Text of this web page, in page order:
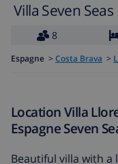
Villa Seven Seas
8
Espagne > Costa Brava >
Location Villa
Espagne Seven
Beautiful villa with a